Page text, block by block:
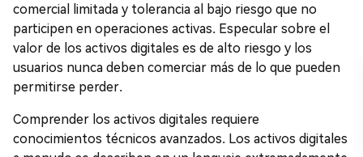
comercial limitada y tolerancia al bajo riesgo que no
participen en operaciones activas. Especular sobre el
valor de los activos digitales es de alto riesgo y los
usuarios nunca deben comerciar más de lo que pueden
permitirse perder.
Comprender los activos digitales requiere
conocimientos técnicos avanzados. Los activos digitales